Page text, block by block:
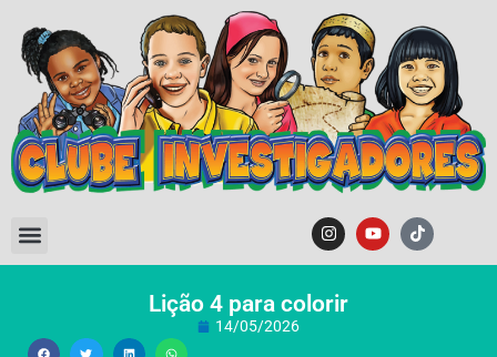
Lição 4 para colorir
14/05/2026